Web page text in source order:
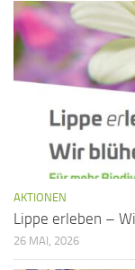
AKTIONEN
Lippe erleben –
26 MAI, 2026